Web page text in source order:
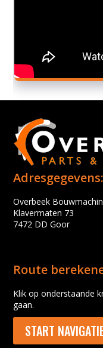
Adresgegevens:
Overbeek
Klavermaten 73
7472 DD Goor
Route
Klik op onderstaande
gaan.
START